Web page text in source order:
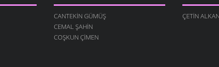
CANTEKIN GÜMÜŞ
CEMAL ŞAHIN
COŞKUN ÇIMEN
ÇETIN